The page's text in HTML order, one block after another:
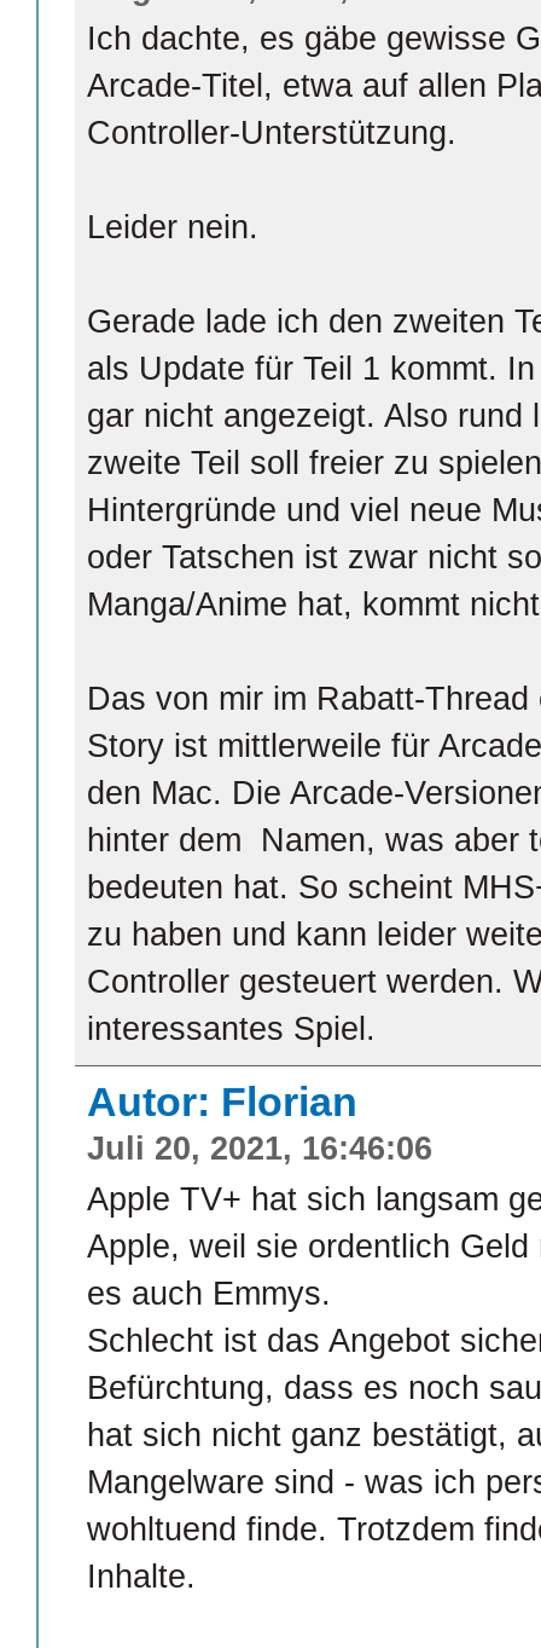
Ich dachte, es gäbe gewisse
Arcade-Titel, etwa auf allen
Controller-Unterstützung.
Leider nein.
Gerade lade ich den zweiten
als Update für Teil 1 kommt.
gar nicht angezeigt. Also
zweite Teil soll freier zu
Hintergründe und viel neue
oder Tatschen ist zwar nicht
Manga/Anime hat, kommt
Das von mir im Rabatt-
Story ist mittlerweile für
den Mac. Die Arcade-
hinter dem Namen, was aber
bedeuten hat. So scheint
zu haben und kann leider
Controller gesteuert werden.
interessantes Spiel.
Autor: Florian
Juli 20, 2021, 16:46:06
Apple TV+ hat sich langsam
Apple, weil sie ordentlich
es auch Emmys.
Schlecht ist das Angebot
Befürchtung, dass es noch
hat sich nicht ganz bestätigt,
Mangelware sind - was ich
wohltuend finde. Trotzdem
Inhalte.